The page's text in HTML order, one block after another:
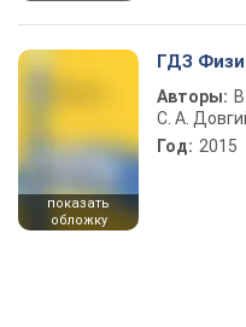
показать
обложку
ГДЗ
Авторы:
С. А.
Год: 2015